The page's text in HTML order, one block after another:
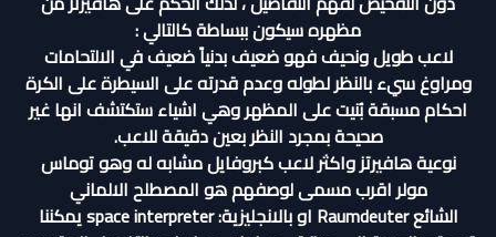
مظهره سيكون ببساطة كالتالي :
لاعب طويل ونحيف فهو ضعيف بدنياً ضعيف في الالتحامات
ومراوغ سيء بالنظر لطوله وعدم قدرته على السيطرة على الكرة
احكام مسبقة بُنيت على المظهر وهي اشياء ستكتشف انها غير
صحيحة بمجرد النظر بعين دقيقة للاعب.
نوعية هافيرتز واكثر لاعب كبروفايل مشابه له وهو توماس
مولر اقرب مسمى لوصفهم هو المصطلح الالماني
الشائع Raumdeuter او بالانجليزية: space interpreter يمكننا